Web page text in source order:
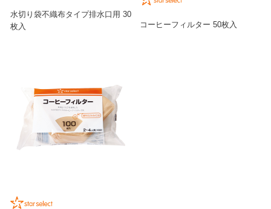
水切り袋不織布タイプ排水口用 30
枚入
コーヒーフィルター 50枚入